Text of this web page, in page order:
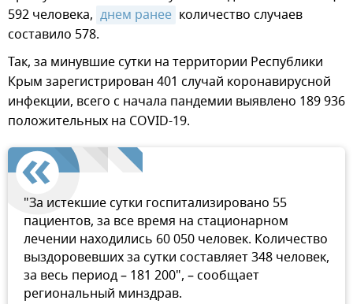
592 человека, днем ранее количество случаев
составило 578.
Так, за минувшие сутки на территории Республики
Крым зарегистрирован 401 случай коронавирусной
инфекции, всего с начала пандемии выявлено 189 936
положительных на COVID-19.
"За истекшие сутки госпитализировано 55
пациентов, за все время на стационарном
лечении находились 60 050 человек. Количество
выздоровевших за сутки составляет 348 человек,
за весь период – 181 200", – сообщает
региональный минздрав.